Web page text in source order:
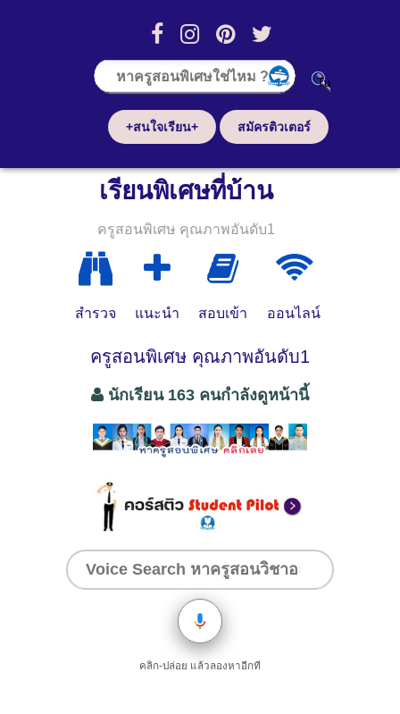
+สนใจเรียน+ สมัครติวเตอร์
เรียนพิเศษที่บ้าน
ครูสอนพิเศษ คุณภาพอันดับ1
สำรวจ แนะนำ สอบเข้า ออนไลน์
ครูสอนพิเศษ คุณภาพอันดับ1
นักเรียน 163 คนกำลังดูหน้านี้
คลิก-ปล่อย แล้วลองหาอีกที